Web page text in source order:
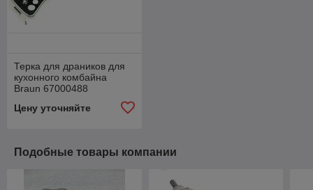
Терка для драников для
кухонного комбайна
Braun 67000488
Цену уточняйте
Подобные товары компании